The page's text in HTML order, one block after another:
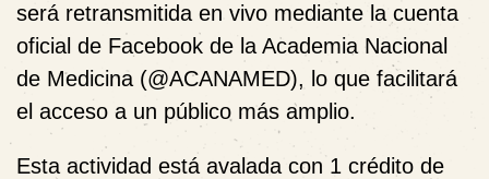
será retransmitida en vivo mediante la cuenta
oficial de Facebook de la Academia Nacional
de Medicina (@ACANAMED), lo que facilitará
el acceso a un público más amplio.
Esta actividad está avalada con 1 crédito de